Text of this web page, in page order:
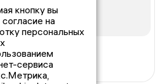
кнопку вы
на
персональных
сервиса